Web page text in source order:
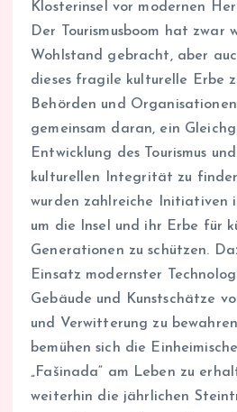
Klosterinsel vor modernen
Der Tourismusboom hat zwar
Wohlstand gebracht, aber
dieses fragile kulturelle Erbe
Behörden und
gemeinsam daran, ein
Entwicklung des Tourismus
kulturellen Integrität zu
wurden zahlreiche Initiativen
um die Insel und ihr Erbe für
Generationen zu schützen.
Einsatz modernster
Gebäude und Kunstschätze
und Verwitterung zu
bemühen sich die
„Fašinada“ am Leben zu
weiterhin die jährlichen